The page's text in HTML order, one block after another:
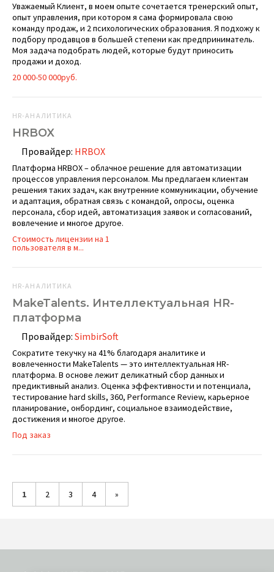
Уважаемый Клиент, в моем опыте сочетается тренерский опыт,
опыт управления, при котором я сама формировала свою
команду продаж, и 2 психологических образования. Я подхожу к
подбору продавцов в большей степени как предприниматель.
Моя задача подобрать людей, которые будут приносить
продажи и доход.
20 000-50 000руб.
HR-АНАЛИТИКА
HRBOX
Провайдер: HRBOX
Платформа HRBOX – облачное решение для автоматизации
процессов управления персоналом. Мы предлагаем клиентам
решения таких задач, как внутренние коммуникации, обучение
и адаптация, обратная связь с командой, опросы, оценка
персонала, сбор идей, автоматизация заявок и согласований,
вовлечение и многое другое.
Стоимость лицензии на 1
пользователя в м...
HR-АНАЛИТИКА
MakeTalents. Интеллектуальная HR-
платформа
Провайдер: SimbirSoft
Сократите текучку на 41% благодаря аналитике и
вовлеченности MakeTalents — это интеллектуальная HR-
платформа. В основе лежит деликатный сбор данных и
предиктивный анализ. Оценка эффективности и потенциала,
тестирование hard skills, 360, Performance Review, карьерное
планирование, онбординг, социальное взаимодействие,
достижения и многое другое.
Под заказ
1 2 3 4 »